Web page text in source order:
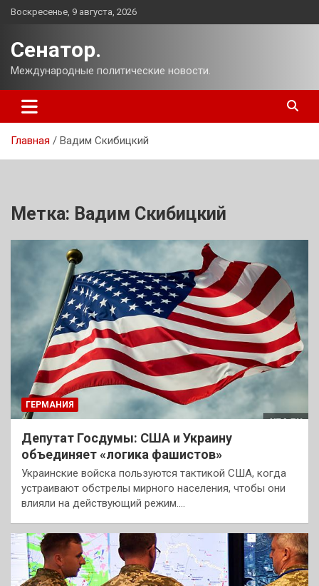
Перейти
Воскресенье, 9 августа, 2026
Сенатор.
Международные политические новости.
Главная Вадим Скибицкий
Метка: Вадим Скибицкий
ГЕРМАНИЯ
Депутат Госдумы: США и Украину
объединяет «логика фашистов»
Украинские войска пользуются тактикой США, когда
устраивают обстрелы мирного населения, чтобы они
влияли на действующий режим.…